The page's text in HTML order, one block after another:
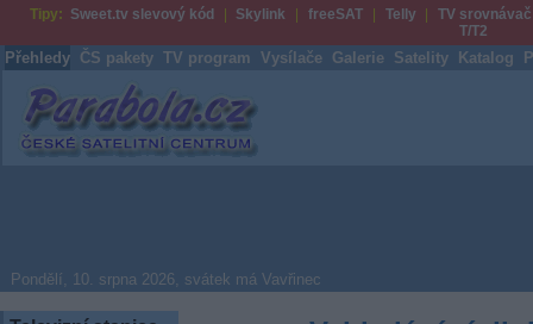
Tipy: Sweet.tv slevový kód Skylink freeSAT Telly
TV srovnávač
T/T2
Přehledy ČS pakety TV program Vysílače Galerie Satelity Katalog
Parabola.cz
Pondělí, 10. srpna 2026, svátek má Vavřinec